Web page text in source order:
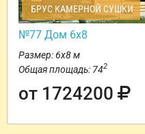
БРУС КАМЕРНОЙ СУШКИ
№77 Дом 6х8
Размер: 6х8 м
Общая площадь: 742
от 1724200